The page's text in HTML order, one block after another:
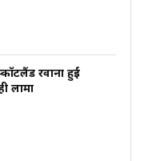
रवाना हुईं
लामा